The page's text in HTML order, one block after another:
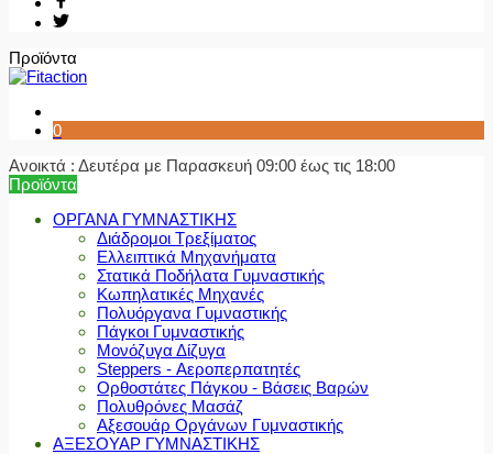
Προϊόντα
0
Ανοικτά : Δευτέρα με Παρασκευή 09:00 έως τις 18:00
Προϊόντα
ΟΡΓΑΝΑ ΓΥΜΝΑΣΤΙΚΗΣ
Διάδρομοι Τρεξίματος
Ελλειπτικά Μηχανήματα
Στατικά Ποδήλατα Γυμναστικής
Κωπηλατικές Μηχανές
Πολυόργανα Γυμναστικής
Πάγκοι Γυμναστικής
Μονόζυγα Δίζυγα
Steppers - Αεροπερπατητές
Ορθοστάτες Πάγκου - Βάσεις Βαρών
Πολυθρόνες Μασάζ
Αξεσουάρ Οργάνων Γυμναστικής
ΑΞΕΣΟΥΑΡ ΓΥΜΝΑΣΤΙΚΗΣ